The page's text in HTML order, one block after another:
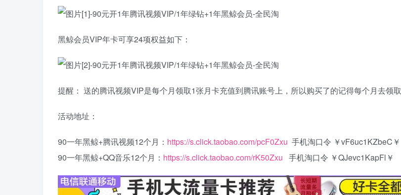
黑鲸会员VIP年卡可享24项权益如下：
提醒： 送的腾讯视频VIP是每个月领取1张月卡充值到腾讯账号上，所以购买了的记得每个月去领取
活动地址：
90一年黑鲸+腾讯视频12个月： https://s.click.taobao.com/pcF0Zxu 手机淘口令 ￥vF6uc1KZbeC￥
90一年黑鲸+QQ音乐12个月： https://s.click.taobao.com/rK50Zxu 手机淘口令 ￥QJevc1KapFl￥